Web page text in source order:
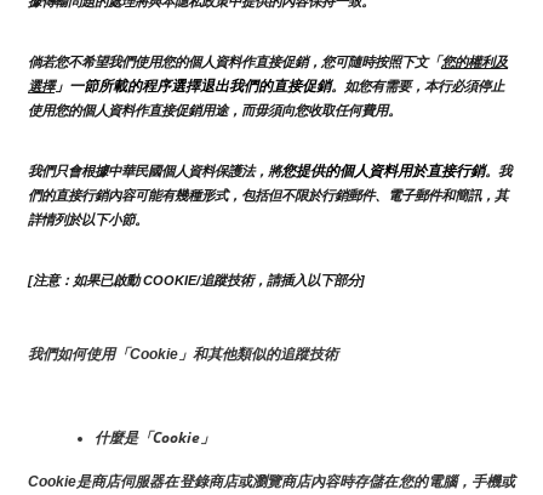
倘若您不希望我們使用您的個人資料作直接促銷，您可隨時按照下文「您的權利及
選擇」一節所載的程序選擇退出我們的直接促銷。如您有需要，本行必須停止
使用您的個人資料作直接促銷用途，而毋須向您收取任何費用。
我們只會根據中華民國個人資料保護法，將您提供的個人資料用於直接行銷。我
們的直接行銷內容可能有幾種形式，包括但不限於行銷郵件、電子郵件和簡訊，其
詳情列於以下小節。
[注意：如果已啟動 COOKIE/追蹤技術，請插入以下部分]
我們如何使用「Cookie」和其他類似的追蹤技術
什麼是「Cookie」
Cookie是商店伺服器在登錄商店或瀏覽商店內容時存儲在您的電腦，手機或